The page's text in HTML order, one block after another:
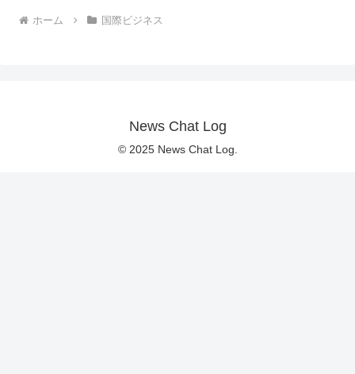
ホーム 国際ビジネス
News Chat Log
© 2025 News Chat Log.